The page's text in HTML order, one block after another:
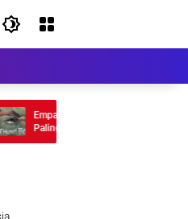
Empat Musim Pertiwi Tembus TIFF
Paling Ambisius Kamila Andini